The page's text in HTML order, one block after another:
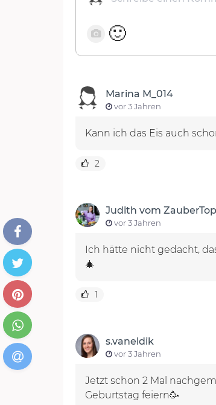
🙂
Marina M_014
vor 3 Jahren
Kann ich das Eis auch
2
Judith vom
vor 3 Jahren
Ich hätte nicht gedacht,
🎄
1
s.vaneldik
vor 3 Jahren
Jetzt schon 2 Mal
Geburtstag feiern🥳